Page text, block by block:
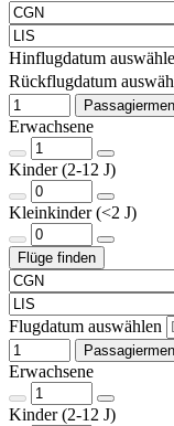
Hinflugdatum
Rückflugdatum
Erwachsene
Kinder (2-12 J)
Kleinkinder (<2 J)
Flugdatum auswählen
Erwachsene
Kinder (2-12 J)